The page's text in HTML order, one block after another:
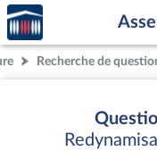
Aller au contenu
Aller en bas de la page
Accèder
à la
page
d'accueilRecherche de